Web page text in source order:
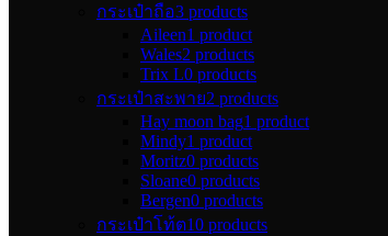
กระเป๋าถือ3 products
Aileen1 product
Wales2 products
Trix L0 products
กระเป๋าสะพาย2 products
Hay moon bag1 product
Mindy1 product
Moritz0 products
Sloane0 products
Bergen0 products
กระเป๋าโท้ต10 products